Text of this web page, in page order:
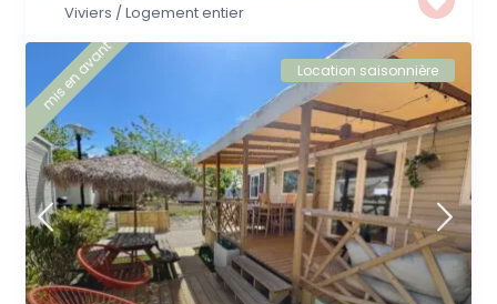
Viviers /Logement entier
mis en avant Location saisonnière